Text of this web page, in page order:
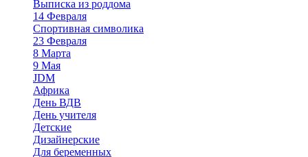
Выписка из роддома
14 Февраля
Спортивная символика
23 Февраля
8 Марта
9 Мая
JDM
Африка
День ВДВ
День учителя
Детские
Дизайнерские
Для беременных